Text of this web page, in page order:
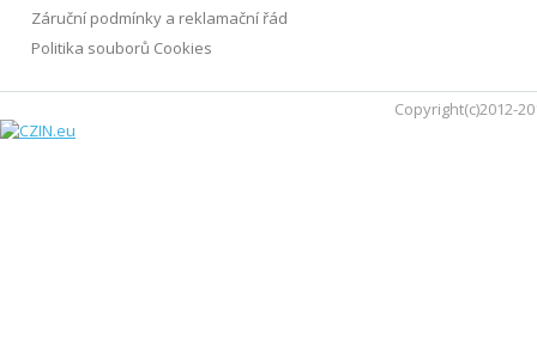
Záruční podmínky a reklamační řád
Politika souborů Cookies
Copyright(c)2012-